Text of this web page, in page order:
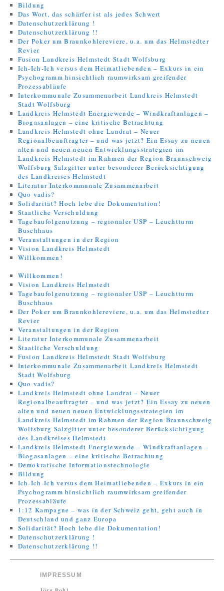
Bildung
Das Wort, das schärfer ist als jedes Schwert
Datenschutzerklärung !
Datenschutzerklärung !!
Der Poker um Braunkohlereviere, u.a. um das Helmstedter
Revier
Fusion Landkreis Helmstedt Stadt Wolfsburg
Ich-Ich-Ich versus dem Heimatliebenden – Exkurs in ein
Psychogramm hinsichtlich raumwirksam greifender
Prozessabläufe
Interkommunale Zusammenarbeit Landkreis Helmstedt
Stadt Wolfsburg
Landkreis Helmstedt Energiewende – Windkraftanlagen –
Biogasanlagen – eine kritische Betrachtung
Landkreis Helmstedt ohne Landrat – Neuer
Regionalbeauftragter – und was jetzt? Ein Essay zu neuen
alten und neuen neuen Entwicklungsstrategien im
Landkreis Helmstedt im Rahmen der Region Braunschweig
Wolfsburg Salzgitter unter besonderer Berücksichtigung
des Landkreises Helmstedt
Literatur Interkommunale Zusammenarbeit
Quo vadis?
Solidarität? Hoch lebe die Dokumentation!
Staatliche Verschuldung
Tagebaufolgenutzung – regionaler USP – Leuchtturm
Buschhaus
Veranstaltungen in der Region
Vision Landkreis Helmstedt
Willkommen!
Willkommen!
Vision Landkreis Helmstedt
Tagebaufolgenutzung – regionaler USP – Leuchtturm
Buschhaus
Der Poker um Braunkohlereviere, u.a. um das Helmstedter
Revier
Veranstaltungen in der Region
Literatur Interkommunale Zusammenarbeit
Staatliche Verschuldung
Fusion Landkreis Helmstedt Stadt Wolfsburg
Interkommunale Zusammenarbeit Landkreis Helmstedt
Stadt Wolfsburg
Quo vadis?
Landkreis Helmstedt ohne Landrat – Neuer
Regionalbeauftragter – und was jetzt? Ein Essay zu neuen
alten und neuen neuen Entwicklungsstrategien im
Landkreis Helmstedt im Rahmen der Region Braunschweig
Wolfsburg Salzgitter unter besonderer Berücksichtigung
des Landkreises Helmstedt
Landkreis Helmstedt Energiewende – Windkraftanlagen –
Biogasanlagen – eine kritische Betrachtung
Demokratische Informationstechnologie
Bildung
Ich-Ich-Ich versus dem Heimatliebenden – Exkurs in ein
Psychogramm hinsichtlich raumwirksam greifender
Prozessabläufe
1:12 Kampagne – was in der Schweiz geht, geht auch in
Deutschland und ganz Europa
Solidarität? Hoch lebe die Dokumentation!
Datenschutzerklärung !
Datenschutzerklärung !!
IMPRESSUM